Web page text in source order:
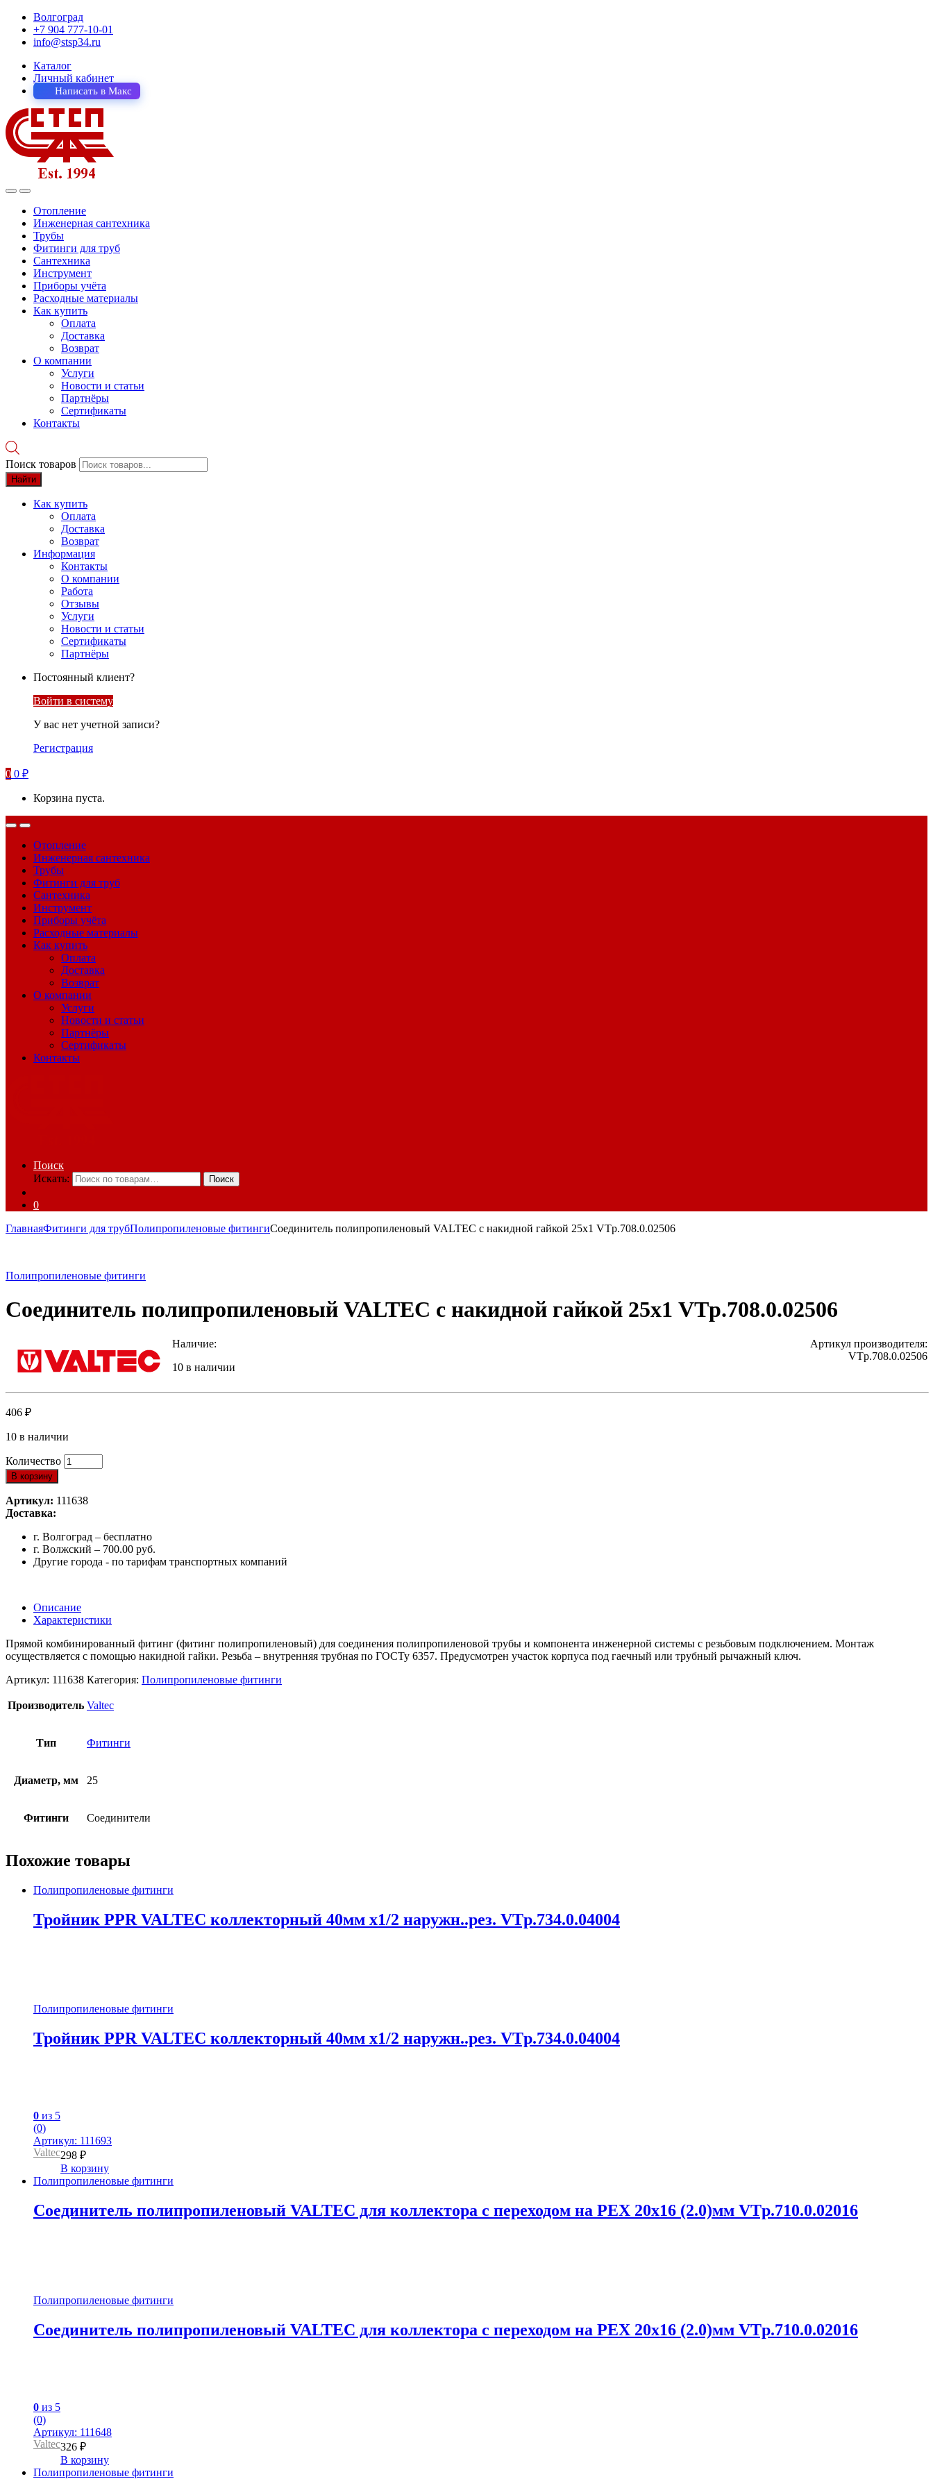
Волгоград
+7 904 777-10-01
info@stsp34.ru
Каталог
Личный кабинет
Написать в Макс
Отопление
Инженерная сантехника
Трубы
Фитинги для труб
Сантехника
Инструмент
Приборы учёта
Расходные материалы
Как купить
Оплата
Доставка
Возврат
О компании
Услуги
Новости и статьи
Партнёры
Сертификаты
Контакты
Поиск товаров
Найти
Как купить
Оплата
Доставка
Возврат
Информация
Контакты
О компании
Работа
Отзывы
Услуги
Новости и статьи
Сертификаты
Партнёры
Постоянный клиент?
Войти в систему
У вас нет учетной записи?
Регистрация
0 0 ₽
Корзина пуста.
Отопление
Инженерная сантехника
Трубы
Фитинги для труб
Сантехника
Инструмент
Приборы учёта
Расходные материалы
Как купить
Оплата
Доставка
Возврат
О компании
Услуги
Новости и статьи
Партнёры
Сертификаты
Контакты
Поиск
Искать:
Поиск
0
ГлавнаяФитинги для трубПолипропиленовые фитингиСоединитель полипропиленовый VALTEC с накидной гайкой 25х1 VTp.708.0.02506
Полипропиленовые фитинги
Соединитель полипропиленовый VALTEC с накидной гайкой 25х1 VTp.708.0.02506
Наличие:
10 в наличии
Артикул производителя:
VTp.708.0.02506
406 ₽
10 в наличии
Количество
В корзину
Артикул: 111638
Доставка:
г. Волгоград – бесплатно
г. Волжский – 700.00 руб.
Другие города - по тарифам транспортных компаний
Описание
Характеристики
Прямой комбинированный фитинг (фитинг полипропиленовый) для соединения полипропиленовой трубы и компонента инженерной системы с резьбовым подключением. Монтаж
осуществляется с помощью накидной гайки. Резьба – внутренняя трубная по ГОСТу 6357. Предусмотрен участок корпуса под гаечный или трубный рычажный ключ.
Артикул: 111638 Категория: Полипропиленовые фитинги
Производитель Valtec
Тип Фитинги
Диаметр, мм 25
Фитинги Соединители
Похожие товары
Полипропиленовые фитинги
Тройник PPR VALTEC коллекторный 40мм х1/2 наружн..рез. VTp.734.0.04004
Полипропиленовые фитинги
Тройник PPR VALTEC коллекторный 40мм х1/2 наружн..рез. VTp.734.0.04004
0 из 5
(0)
Артикул: 111693
Valtec298 ₽
В корзину
Полипропиленовые фитинги
Соединитель полипропиленовый VALTEC для коллектора с переходом на PEX 20х16 (2.0)мм VTp.710.0.02016
Полипропиленовые фитинги
Соединитель полипропиленовый VALTEC для коллектора с переходом на PEX 20х16 (2.0)мм VTp.710.0.02016
0 из 5
(0)
Артикул: 111648
Valtec326 ₽
В корзину
Полипропиленовые фитинги